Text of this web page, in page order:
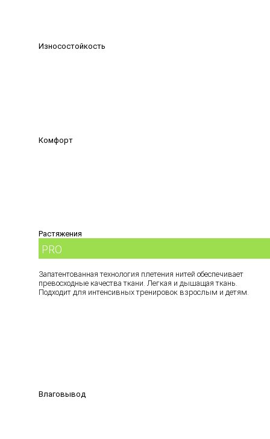
Износостойкость
Комфорт
Растяжения
PRO
Запатентованная технология плетения нитей обеспечивает
превосходные качества ткани. Легкая и дышащая ткань.
Подходит для интенсивных тренировок взрослым и детям.
Влаговывод